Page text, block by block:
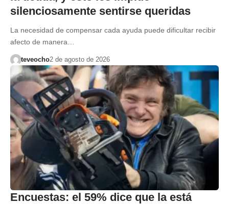
silenciosamente sentirse queridas
La necesidad de compensar cada ayuda puede dificultar recibir
afecto de manera…
teveocho2 de agosto de 2026
Encuestas: el 59% dice que la está